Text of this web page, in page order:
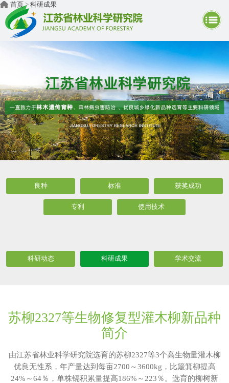
首页> 科研成果
良种 标准 获奖成功
专利 使用技术
科研动态 科研成果 学术交流
苏柳2327等生物修复型灌木柳新品种
简介
由江苏省林业科学研究院选育的苏柳2327等3个高生物量灌木柳
优良无性系，年产量达到每亩2700～3600kg，比簸箕柳提高
24%～64％，单株镉积累量提高186%～223％。选育的柳树新